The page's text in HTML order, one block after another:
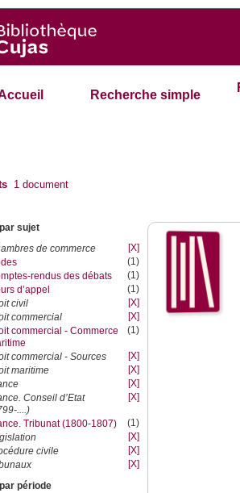
Recherche simple
1 document
sujet
de commerce
[X]
(1)
rendus des débats
(1)
d’appel
(1)
civil
[X]
commercial
[X]
commercial - Commerce
(1)
commercial - Sources
[X]
maritime
[X]
[X]
Conseil d’Etat
....)
[X]
Tribunat (1800-1807)
(1)
[X]
civile
[X]
[X]
période